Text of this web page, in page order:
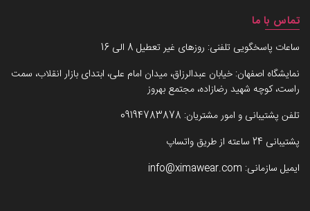
تماس با ما
ساعات پاسخگویی تلفنی: روزهای غیر تعطیل 8 الی 16
نمایشگاه اصفهان: خیابان عبدالرزاق، میدان امام علی، ابتدای بازار انقلاب، سمت
راست، کوچه شهید رضازاده، مجتمع بهروز
تلفن پشتیبانی و امور مشتریان: 09194783878
پشتیبانی 24 ساعته از طریق واتساپ
ایمیل سازمانی: info@ximawear.com